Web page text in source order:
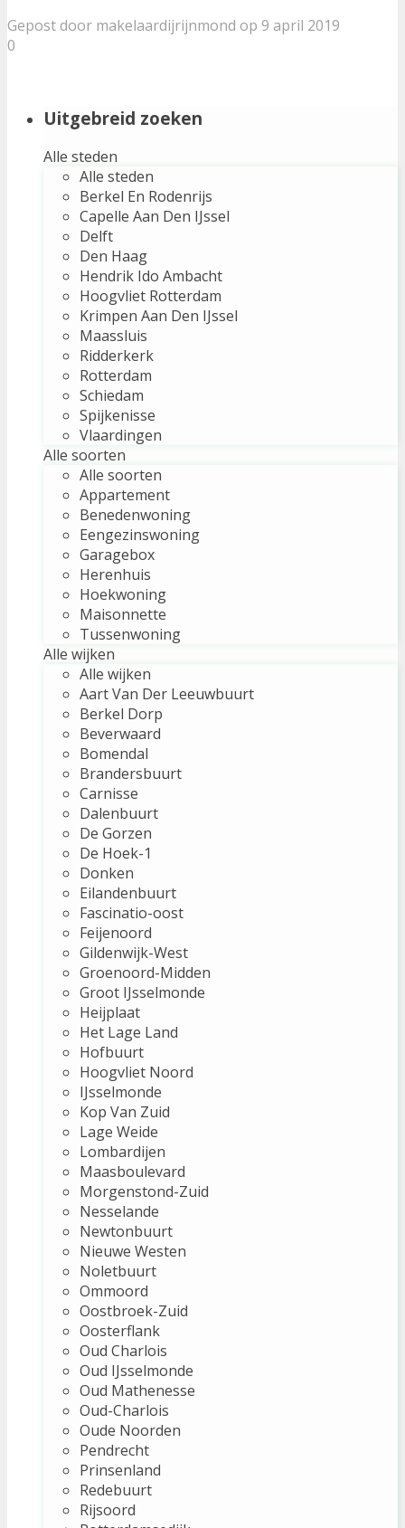
Gepost door makelaardijrijnmond op 9 april 2019
0
Uitgebreid zoeken
Alle steden
Alle steden
Berkel En Rodenrijs
Capelle Aan Den IJssel
Delft
Den Haag
Hendrik Ido Ambacht
Hoogvliet Rotterdam
Krimpen Aan Den IJssel
Maassluis
Ridderkerk
Rotterdam
Schiedam
Spijkenisse
Vlaardingen
Alle soorten
Alle soorten
Appartement
Benedenwoning
Eengezinswoning
Garagebox
Herenhuis
Hoekwoning
Maisonnette
Tussenwoning
Alle wijken
Alle wijken
Aart Van Der Leeuwbuurt
Berkel Dorp
Beverwaard
Bomendal
Brandersbuurt
Carnisse
Dalenbuurt
De Gorzen
De Hoek-1
Donken
Eilandenbuurt
Fascinatio-oost
Feijenoord
Gildenwijk-West
Groenoord-Midden
Groot IJsselmonde
Heijplaat
Het Lage Land
Hofbuurt
Hoogvliet Noord
IJsselmonde
Kop Van Zuid
Lage Weide
Lombardijen
Maasboulevard
Morgenstond-Zuid
Nesselande
Newtonbuurt
Nieuwe Westen
Noletbuurt
Ommoord
Oostbroek-Zuid
Oosterflank
Oud Charlois
Oud IJsselmonde
Oud Mathenesse
Oud-Charlois
Oude Noorden
Pendrecht
Prinsenland
Redebuurt
Rijsoord